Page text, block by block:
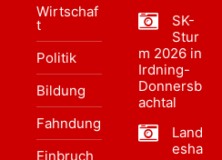
Wirtschaf
t
Politik
Bildung
Fahndung
Einbruch
SK-
Stur
m 2026 in
Irdning-
Donnersb
achtal
Land
esha